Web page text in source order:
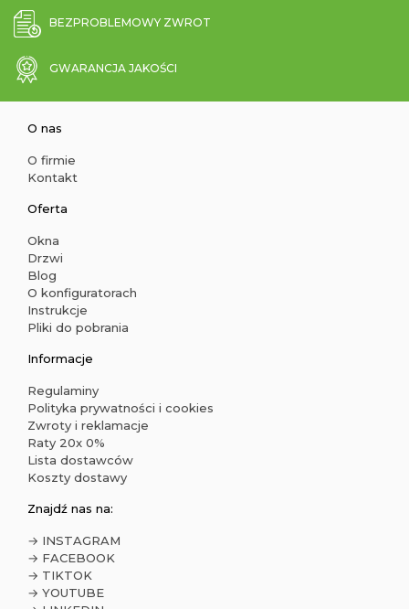
BEZPROBLEMOWY ZWROT
GWARANCJA JAKOŚCI
O nas
O firmie
Kontakt
Oferta
Okna
Drzwi
Blog
O konfiguratorach
Instrukcje
Pliki do pobrania
Informacje
Regulaminy
Polityka prywatności i cookies
Zwroty i reklamacje
Raty 20x 0%
Lista dostawców
Koszty dostawy
Znajdź nas na:
→ INSTAGRAM
→ FACEBOOK
→ TIKTOK
→ YOUTUBE